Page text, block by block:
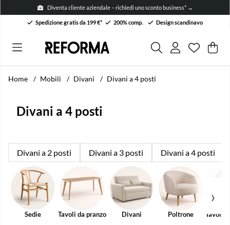
Diventa cliente aziendale – richiedi uno sconto business* →
Spedizione gratis da 199 €* 200% comp. Design scandinavo
Lista dei
Numero
. .
Home Mobili Divani Divani a 4 posti
Divani a 4 posti
Divani a 2 posti Divani a 3 posti Divani a 4 posti
Sedie Tavoli da pranzo Divani Poltrone